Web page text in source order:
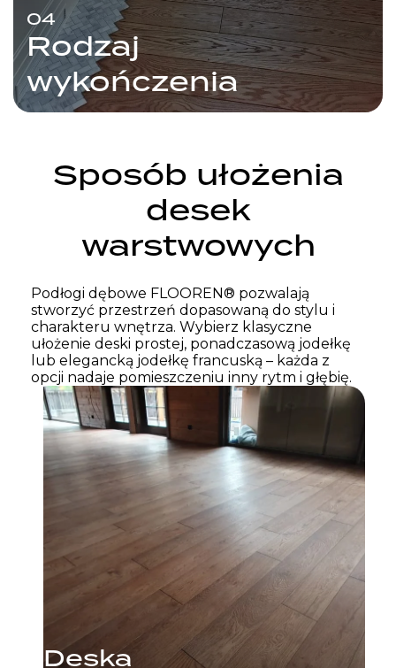
04
Rodzaj
wykończenia
Sposób ułożenia
desek
warstwowych
Podłogi dębowe FLOOREN® pozwalają
stworzyć przestrzeń dopasowaną do stylu i
charakteru wnętrza. Wybierz klasyczne
ułożenie deski prostej, ponadczasową jodełkę
lub elegancką jodełkę francuską – każda z
opcji nadaje pomieszczeniu inny rytm i głębię.
Deska